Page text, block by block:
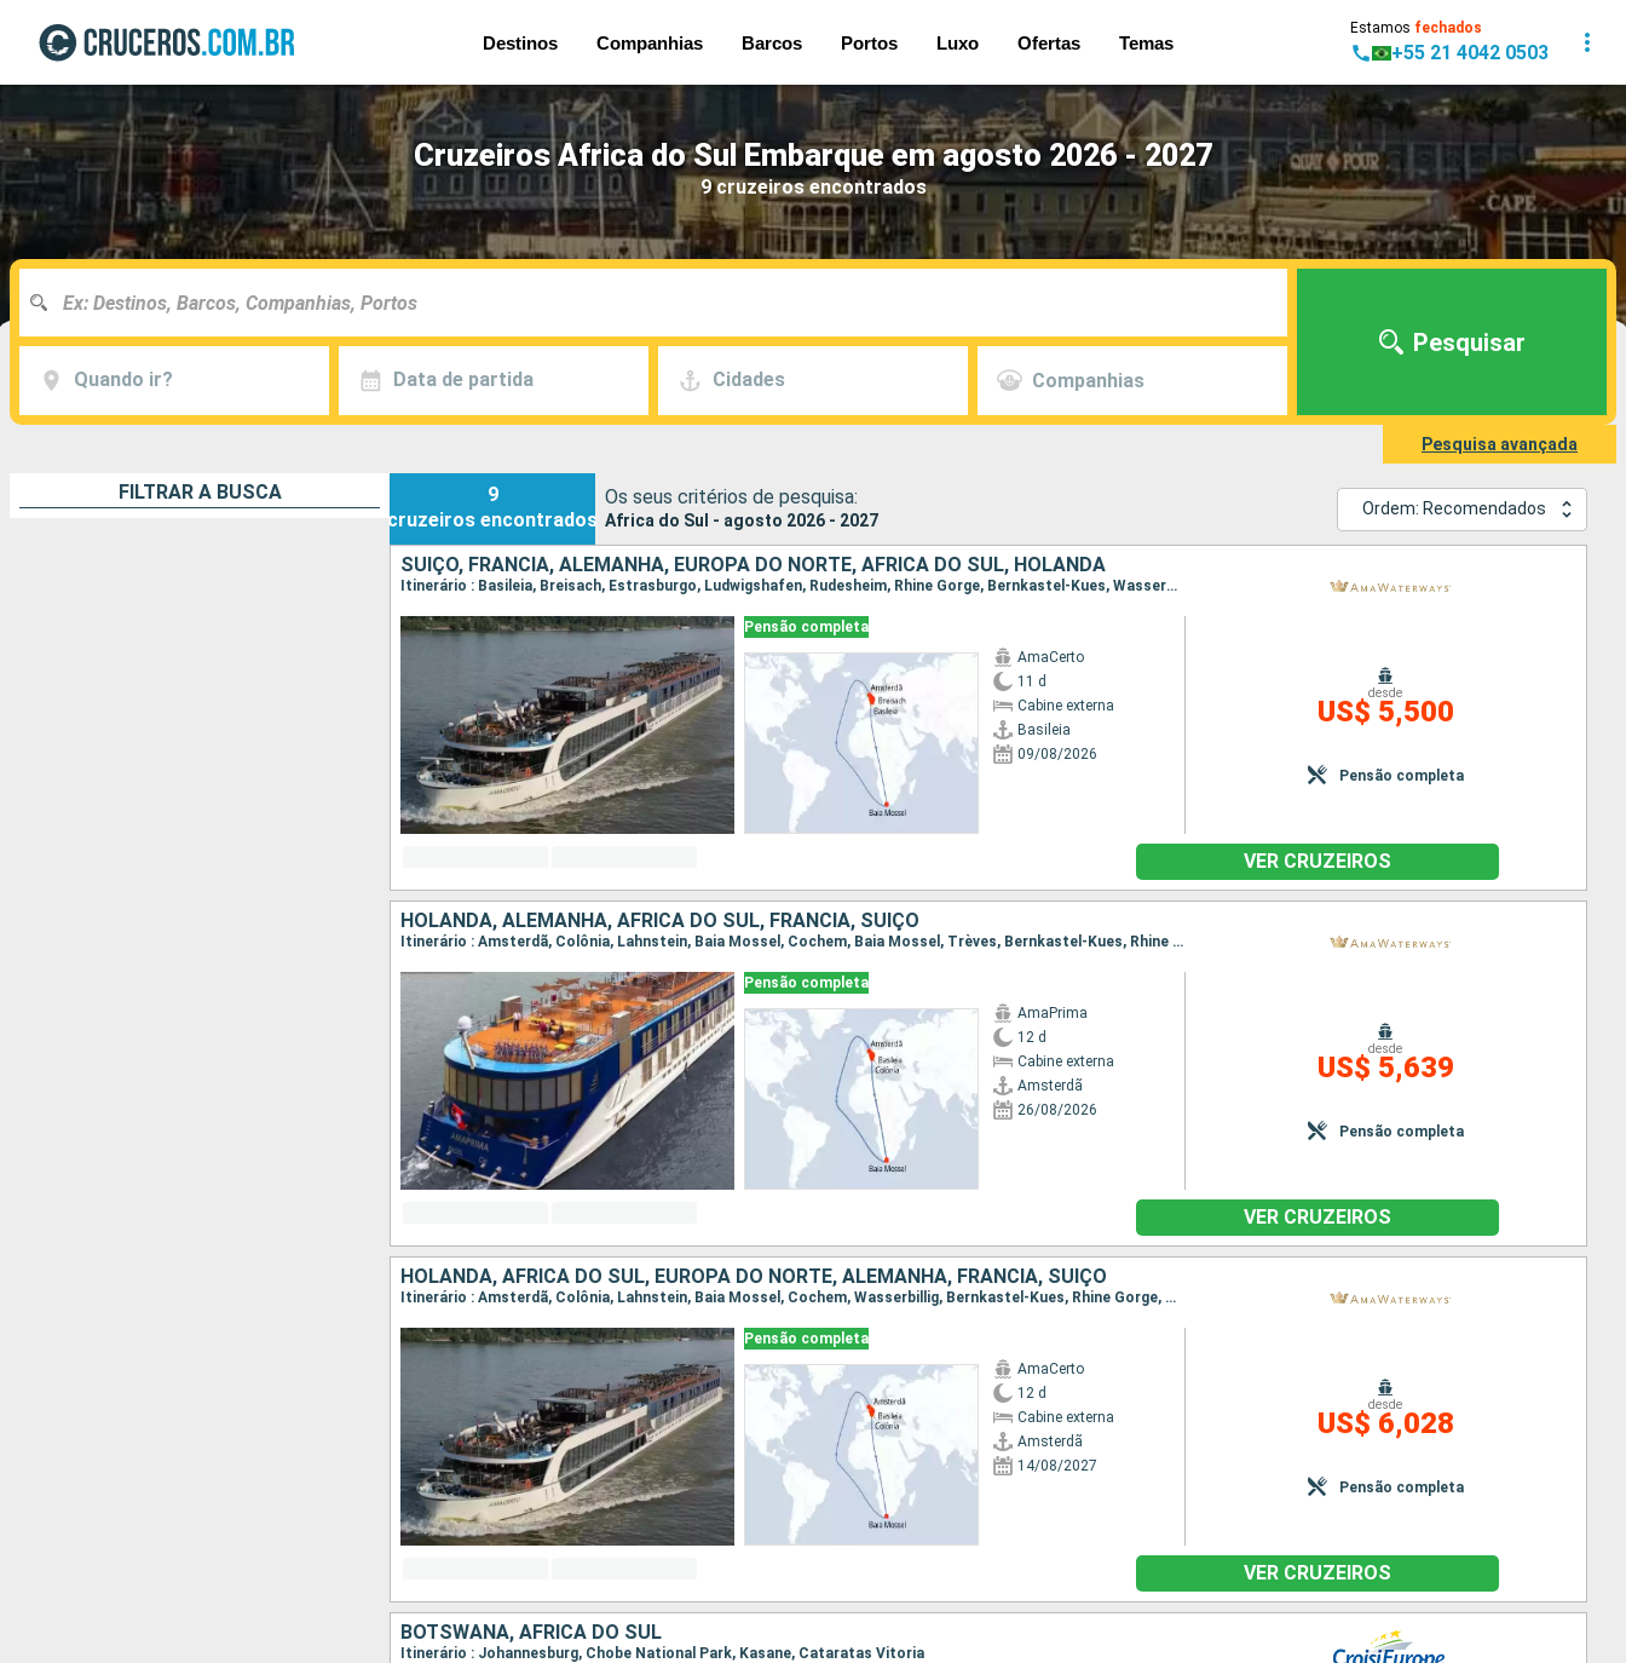
Destinos Companhias Barcos Portos Luxo Ofertas Temas
Estamos fechados
+55 21 4042 0503
Cruzeiros Africa do Sul Embarque em agosto 2026 - 2027
9 cruzeiros encontrados
Quando ir? Data de partida Cidades Companhias
Pesquisar
Pesquisa avançada
FILTRAR A BUSCA
9
cruzeiros encontrados
Os seus critérios de pesquisa:
Africa do Sul - agosto 2026 - 2027
Ordem: Recomendados
SUÍÇO, FRANCIA, ALEMANHA, EUROPA DO NORTE, AFRICA DO SUL, HOLANDA
Itinerário : Basileia, Breisach, Estrasburgo, Ludwigshafen, Rudesheim, Rhine Gorge, Bernkastel-Kues, Wasserbillig, Baia Mossel, Trèves, Cochem, Colônia, Amsterdã
Pensão completa
AmaCerto
11 d
Cabine externa
Basileia
09/08/2026
desde
US$ 5,500
Pensão completa
VER CRUZEIROS
HOLANDA, ALEMANHA, AFRICA DO SUL, FRANCIA, SUÍÇO
Itinerário : Amsterdã, Colônia, Lahnstein, Baia Mossel, Cochem, Baia Mossel, Trèves, Bernkastel-Kues, Rhine Gorge, Rudesheim, Ludwigshafen, Estrasburgo, Breisach, Basileia
Pensão completa
AmaPrima
12 d
Cabine externa
Amsterdã
26/08/2026
desde
US$ 5,639
Pensão completa
VER CRUZEIROS
HOLANDA, AFRICA DO SUL, EUROPA DO NORTE, ALEMANHA, FRANCIA, SUÍÇO
Itinerário : Amsterdã, Colônia, Lahnstein, Baia Mossel, Cochem, Wasserbillig, Bernkastel-Kues, Rhine Gorge, Rudesheim, Ludwigshafen, Estrasburgo, Breisach, Basileia
Pensão completa
AmaCerto
12 d
Cabine externa
Amsterdã
14/08/2027
desde
US$ 6,028
Pensão completa
VER CRUZEIROS
BOTSWANA, AFRICA DO SUL
Itinerário : Johannesburg, Chobe National Park, Kasane, Cataratas Vitoria